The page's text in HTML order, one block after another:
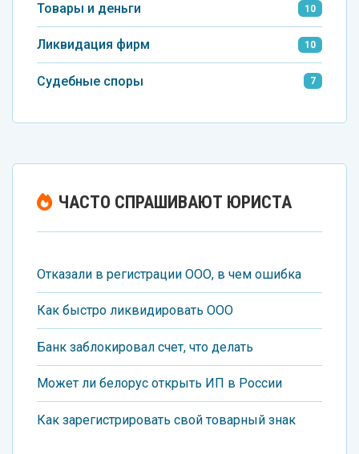
Товары и деньги 10
Ликвидация фирм 10
Судебные споры 7
ЧАСТО СПРАШИВАЮТ ЮРИСТА
Отказали в регистрации ООО, в чем ошибка
Как быстро ликвидировать ООО
Банк заблокировал счет, что делать
Может ли белорус открыть ИП в России
Как зарегистрировать свой товарный знак